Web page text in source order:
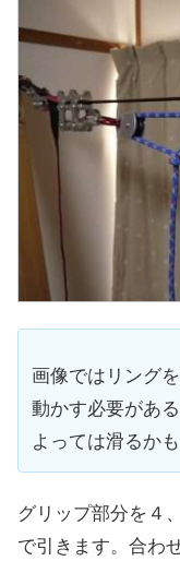
画像ではリング
動かす必要があ
よっては滑るかも
グリップ部分を４
で引きます。合わ